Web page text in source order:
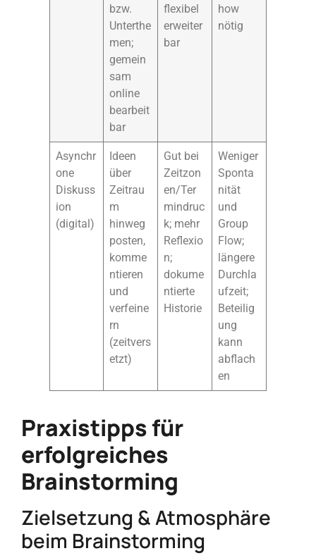
bzw.
Unterthe
men;
gemein
sam
online
bearbeit
bar
flexibel
erweiter
bar
how
nötig
Asynchr
one
Diskuss
ion
(digital)
Ideen
über
Zeitrau
m
hinweg
posten,
komme
ntieren
und
verfeine
rn
(zeitvers
etzt)
Gut bei
Zeitzon
en/Ter
mindruc
k; mehr
Reflexio
n;
dokume
ntierte
Historie
Weniger
Sponta
nität
und
Group
Flow;
längere
Durchla
ufzeit;
Beteilig
ung
kann
abflach
en
Praxistipps für
erfolgreiches
Brainstorming
Zielsetzung & Atmosphäre
beim Brainstorming